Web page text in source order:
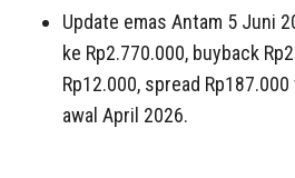
Update emas Antam 5 Juni
ke Rp2.770.000, buyback
Rp12.000, spread
awal April 2026.